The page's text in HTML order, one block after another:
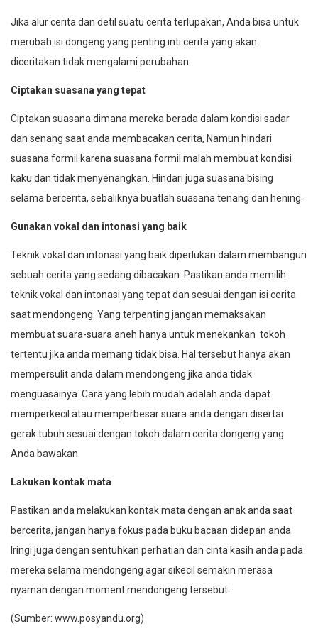
Jika alur cerita dan detil suatu cerita terlupakan, Anda bisa untuk
merubah isi dongeng yang penting inti cerita yang akan
diceritakan tidak mengalami perubahan.
Ciptakan suasana yang tepat
Ciptakan suasana dimana mereka berada dalam kondisi sadar
dan senang saat anda membacakan cerita, Namun hindari
suasana formil karena suasana formil malah membuat kondisi
kaku dan tidak menyenangkan. Hindari juga suasana bising
selama bercerita, sebaliknya buatlah suasana tenang dan hening.
Gunakan vokal dan intonasi yang baik
Teknik vokal dan intonasi yang baik diperlukan dalam membangun
sebuah cerita yang sedang dibacakan. Pastikan anda memilih
teknik vokal dan intonasi yang tepat dan sesuai dengan isi cerita
saat mendongeng. Yang terpenting jangan memaksakan
membuat suara-suara aneh hanya untuk menekankan tokoh
tertentu jika anda memang tidak bisa. Hal tersebut hanya akan
mempersulit anda dalam mendongeng jika anda tidak
menguasainya. Cara yang lebih mudah adalah anda dapat
memperkecil atau memperbesar suara anda dengan disertai
gerak tubuh sesuai dengan tokoh dalam cerita dongeng yang
Anda bawakan.
Lakukan kontak mata
Pastikan anda melakukan kontak mata dengan anak anda saat
bercerita, jangan hanya fokus pada buku bacaan didepan anda.
Iringi juga dengan sentuhkan perhatian dan cinta kasih anda pada
mereka selama mendongeng agar sikecil semakin merasa
nyaman dengan moment mendongeng tersebut.
(Sumber: www.posyandu.org)